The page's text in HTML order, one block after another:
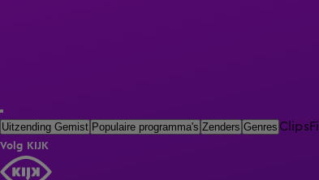
Uitzending Gemist Populaire programma's Zenders Genres Clips
Volg KIJK